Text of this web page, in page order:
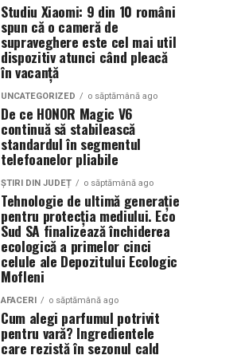
Studiu Xiaomi: 9 din 10 români
spun că o cameră de
supraveghere este cel mai util
dispozitiv atunci când pleacă
în vacanță
UNCATEGORIZED o săptămână ago
De ce HONOR Magic V6
continuă să stabilească
standardul în segmentul
telefoanelor pliabile
ȘTIRI DIN JUDEȚ o săptămână ago
Tehnologie de ultimă generație
pentru protecția mediului. Eco
Sud SA finalizează închiderea
ecologică a primelor cinci
celule ale Depozitului Ecologic
Mofleni
AFACERI o săptămână ago
Cum alegi parfumul potrivit
pentru vară? Ingredientele
care rezistă în sezonul cald